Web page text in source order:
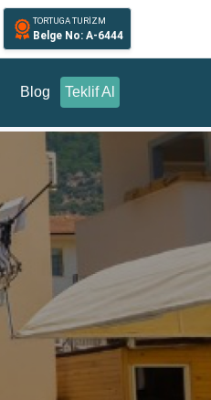
TORTUGA TURİZM
Belge No: A-6444
Blog Teklif Al